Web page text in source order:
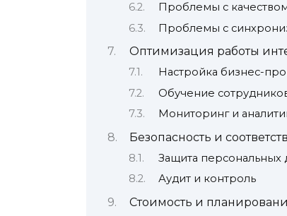
Проблемы с
Проблемы с
Оптимизация работы
Настройка бизнес-
Обучение
Мониторинг и
Безопасность и
Защита персональных
Аудит и контроль
Стоимость и